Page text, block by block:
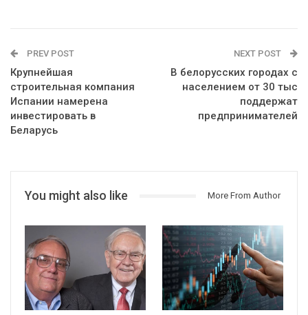
PREV POST
Крупнейшая
строительная компания
Испании намерена
инвестировать в
Беларусь
NEXT POST
В белорусских городах с
населением от 30 тыс
поддержат
предпринимателей
You might also like More From Author